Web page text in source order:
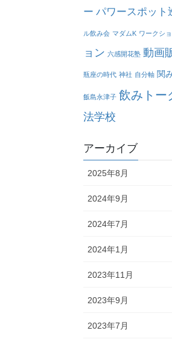
ー パワースポット
ル飲み会 マダムK ワークシ
ョン 六感開花塾 動画
瓶座の時代 神社 自分軸 関
飯島永津子 飲みトー
法学校
アーカイブ
2025年8月
2024年9月
2024年7月
2024年1月
2023年11月
2023年9月
2023年7月